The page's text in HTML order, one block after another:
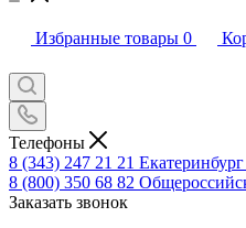
Избранные товары 0
Телефоны
8 (343) 247 21 21
8 (800) 350 68 82
Заказать звонок